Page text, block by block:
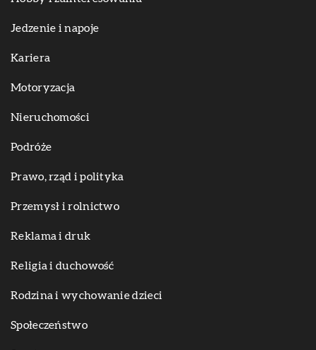
Jedzenie i napoje
Kariera
Motoryzacja
Nieruchomości
Podróże
Prawo, rząd i polityka
Przemysł i rolnictwo
Reklama i druk
Religia i duchowość
Rodzina i wychowanie dzieci
Społeczeństwo